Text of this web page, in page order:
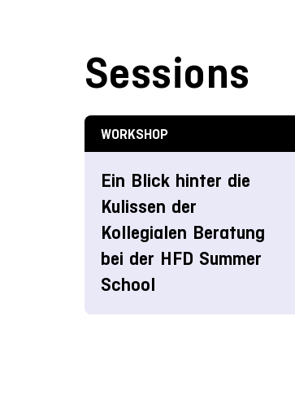
Sessions
WORKSHOP
Ein Blick hinter die
Kulissen der
Kollegialen Beratung
bei der HFD Summer
School